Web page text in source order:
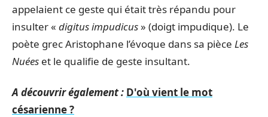
appelaient ce geste qui était très répandu pour
insulter « digitus impudicus » (doigt impudique). Le
poète grec Aristophane l’évoque dans sa pièce Les
Nuées et le qualifie de geste insultant.
A découvrir également : D'où vient le mot
césarienne ?